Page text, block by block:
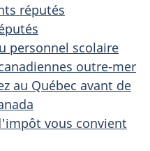
réputés
personnel scolaire
outre-mer
au Québec avant de
vous convient